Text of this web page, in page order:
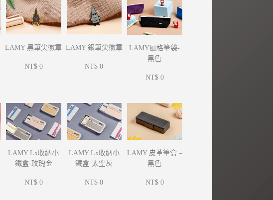
LAMY 黑筆尖徽章
NT$ 0
LAMY 銀筆尖徽章
NT$ 0
LAMY風格筆袋-
黑色
NT$ 0
LAMY Lx收納小
鐵盒-玫瑰金
NT$ 0
LAMY Lx收納小
鐵盒-太空灰
NT$ 0
LAMY 皮革筆盒 –
黑色
NT$ 0